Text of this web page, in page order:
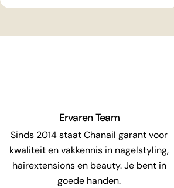
Ervaren Team
Sinds 2014 staat Chanail garant voor
kwaliteit en vakkennis in nagelstyling,
hairextensions en beauty. Je bent in
goede handen.